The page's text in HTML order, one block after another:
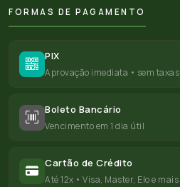
FORMAS DE PAGAMENTO
PIX
Aprovação imediata • sem taxas
Boleto Bancário
Vencimento em 1 dia útil
Cartão de Crédito
Até 12x • Visa, Master, Elo e mais